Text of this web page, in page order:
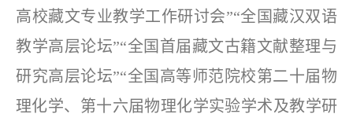
高校藏文专业教学工作研讨会”“全国藏汉双语
教学高层论坛”“全国首届藏文古籍文献整理与
研究高层论坛”“全国高等师范院校第二十届物
理化学、第十六届物理化学实验学术及教学研